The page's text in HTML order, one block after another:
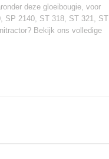
deze gloeibougie, voor
SP 2140, ST 318, ST 321, ST
Bekijk ons volledige